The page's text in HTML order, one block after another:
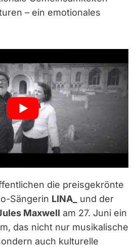
– ein emotionales
die preisgekrönte
Sängerin LINA_
und der
Maxwell am 27. Juni ein
das nicht nur musikalische
auch kulturelle